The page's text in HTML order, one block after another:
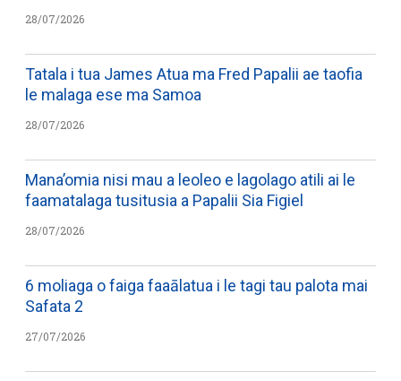
28/07/2026
Tatala i tua James Atua ma Fred Papalii ae taofia
le malaga ese ma Samoa
28/07/2026
Mana’omia nisi mau a leoleo e lagolago atili ai le
faamatalaga tusitusia a Papalii Sia Figiel
28/07/2026
6 moliaga o faiga faaālatua i le tagi tau palota mai
Safata 2
27/07/2026